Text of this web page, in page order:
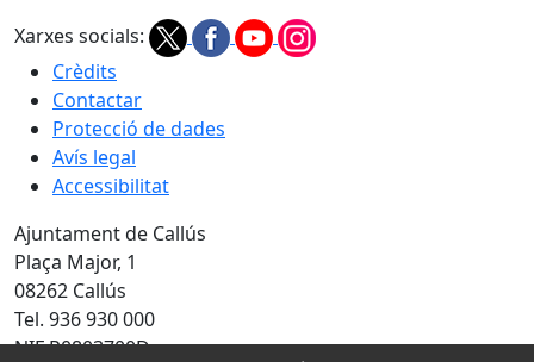
Xarxes socials:
Crèdits
Contactar
Protecció de dades
Avís legal
Accessibilitat
Ajuntament de Callús
Plaça Major, 1
08262 Callús
Tel. 936 930 000
NIF P0803700D